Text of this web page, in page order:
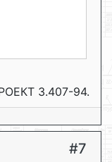
3.407-94.
#7